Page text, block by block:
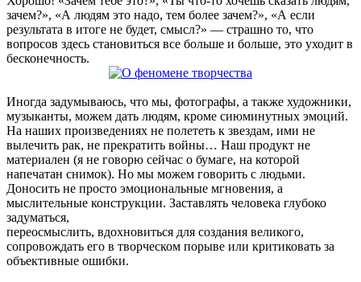
зачем?», «А людям это надо, тем более зачем?», «А если
результата в итоге не будет, смысл?» — страшно то, что
вопросов здесь становиться все больше и больше, это уходит в
бесконечность.
Иногда задумываюсь, что мы, фотографы, а также художники,
музыканты, можем дать людям, кроме сиюминутных эмоций.
На наших произведениях не полететь к звездам, ими не
вылечить рак, не прекратить войны… Наш продукт не
материален (я не говорю сейчас о бумаге, на которой
напечатан снимок). Но мы можем говорить с людьми.
Доносить не просто эмоциональные мгновения, а
мыслительные конструкции. Заставлять человека глубоко
задуматься,
переосмыслить, вдохновиться для создания великого,
сопровождать его в творческом порыве или критиковать за
объективные ошибки.